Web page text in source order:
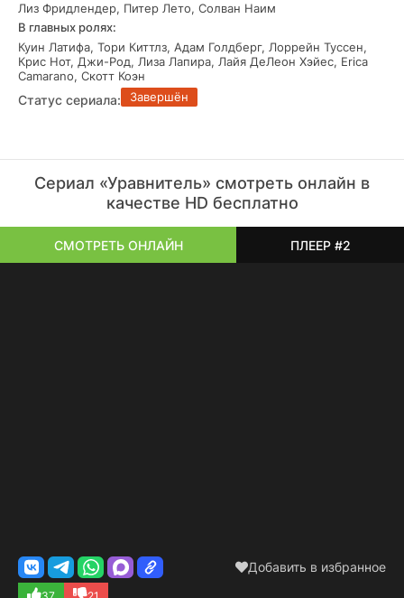
Лиз Фридлендер, Питер Лето, Солван Наим
В главных ролях:
Куин Латифа, Тори Киттлз, Адам Голдберг, Лоррейн Туссен,
Крис Нот, Джи-Род, Лиза Лапира, Лайя ДеЛеон Хэйес, Erica
Camarano, Скотт Коэн
Статус сериала: Завершён
Сериал «Уравнитель» смотреть онлайн в
качестве HD бесплатно
СМОТРЕТЬ ОНЛАЙН ПЛЕЕР #2
Добавить в избранное